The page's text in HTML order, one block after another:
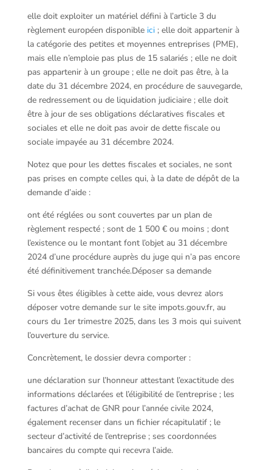
elle doit exploiter un matériel défini à l’article 3 du
règlement européen disponible ici; elle doit appartenir à
la catégorie des petites et moyennes entreprises (PME),
mais elle n’emploie pas plus de 15 salariés ; elle ne doit
pas appartenir à un groupe ; elle ne doit pas être, à la
date du 31 décembre 2024, en procédure de sauvegarde,
de redressement ou de liquidation judiciaire ; elle doit
être à jour de ses obligations déclaratives fiscales et
sociales et elle ne doit pas avoir de dette fiscale ou
sociale impayée au 31 décembre 2024.
Notez que pour les dettes fiscales et sociales, ne sont
pas prises en compte celles qui, à la date de dépôt de la
demande d’aide :
ont été réglées ou sont couvertes par un plan de
règlement respecté ; sont de 1 500 € ou moins ; dont
l’existence ou le montant font l’objet au 31 décembre
2024 d’une procédure auprès du juge qui n’a pas encore
été définitivement tranchée.Déposer sa demande
Si vous êtes éligibles à cette aide, vous devrez alors
déposer votre demande sur le site impots.gouv.fr, au
cours du 1er trimestre 2025, dans les 3 mois qui suivent
l’ouverture du service.
Concrètement, le dossier devra comporter :
une déclaration sur l’honneur attestant l’exactitude des
informations déclarées et l’éligibilité de l’entreprise ; les
factures d’achat de GNR pour l’année civile 2024,
également recenser dans un fichier récapitulatif ; le
secteur d’activité de l’entreprise ; ses coordonnées
bancaires du compte qui recevra l’aide.